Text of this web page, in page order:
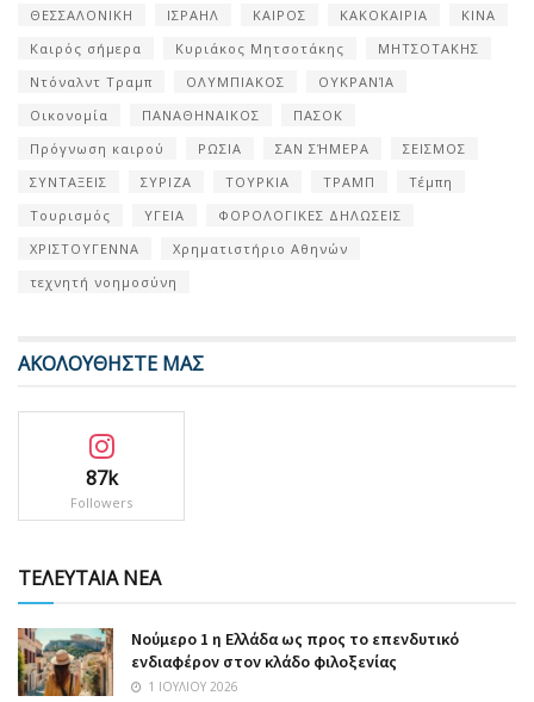
ΘΕΣΣΑΛΟΝΙΚΗ
ΙΣΡΑΗΛ ΚΑΙΡΟΣ ΚΑΚΟΚΑΙΡΙΑ
ΚΙΝΑ
Καιρός σήμερα
Κυριάκος Μητσοτάκης
ΜΗΤΣΟΤΑΚΗΣ
Ντόναλντ Τραμπ
ΟΛΥΜΠΙΑΚΟΣ
ΟΥΚΡΑΝΊΑ
Οικονομία
ΠΑΝΑΘΗΝΑΙΚΟΣ
ΠΑΣΟΚ
Πρόγνωση καιρού
ΡΩΣΙΑ ΣΑΝ ΣΉΜΕΡΑ
ΣΕΙΣΜΟΣ
ΣΥΝΤΑΞΕΙΣ
ΣΥΡΙΖΑ ΤΟΥΡΚΙΑ ΤΡΑΜΠ
Τέμπη
Τουρισμός
ΥΓΕΙΑ
ΦΟΡΟΛΟΓΙΚΕΣ ΔΗΛΩΣΕΙΣ
ΧΡΙΣΤΟΥΓΕΝΝΑ
Χρηματιστήριο Αθηνών
τεχνητή νοημοσύνη
ΑΚΟΛΟΥΘΗΣΤΕ ΜΑΣ
87k
Followers
ΤΕΛΕΥΤΑΙΑ ΝΕΑ
Nούμερο 1 η Ελλάδα ως προς το επενδυτικό
ενδιαφέρον στον κλάδο φιλοξενίας
1 ΙΟΥΛΊΟΥ 2026